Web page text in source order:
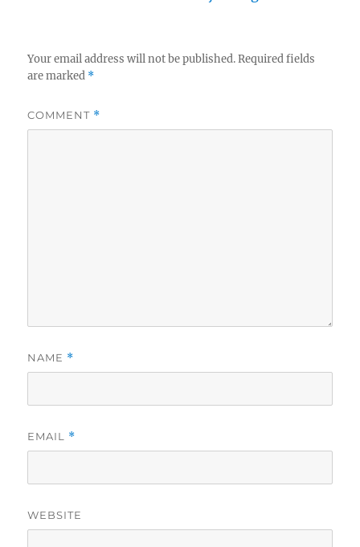
Your email address will not be published. Required fields
are marked *
COMMENT *
NAME *
EMAIL *
WEBSITE